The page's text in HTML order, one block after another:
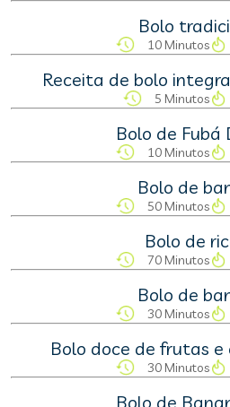
Bolo
10 Minutos
Receita de bolo
5 Minutos
Bolo de Fubá
10 Minutos
Bolo de
50 Minutos
Bolo de
70 Minutos
Bolo de
30 Minutos
Bolo doce de frutas
30 Minutos
Bolo de